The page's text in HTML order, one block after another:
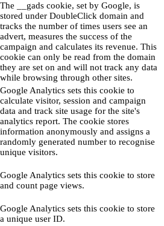
The __gads cookie, set by Google, is
stored under DoubleClick domain and
tracks the number of times users see an
advert, measures the success of the
campaign and calculates its revenue. This
cookie can only be read from the domain
they are set on and will not track any data
while browsing through other sites.
Google Analytics sets this cookie to
calculate visitor, session and campaign
data and track site usage for the site's
analytics report. The cookie stores
information anonymously and assigns a
randomly generated number to recognise
unique visitors.
Google Analytics sets this cookie to store
and count page views.
Google Analytics sets this cookie to store
a unique user ID.